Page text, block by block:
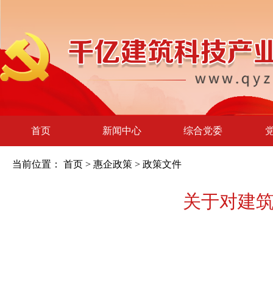
首页 新闻中心 综合党委
当前位置： 首页 > 惠企政策 > 政策文件
关于对建